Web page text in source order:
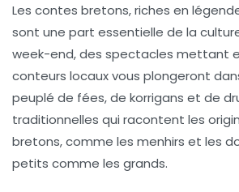
Les contes bretons, riches en
sont une part essentielle de la
week-end, des spectacles mettant
conteurs locaux vous plongeront
peuplé de fées, de korrigans et de
traditionnelles qui racontent les
bretons, comme les menhirs et les
petits comme les grands.